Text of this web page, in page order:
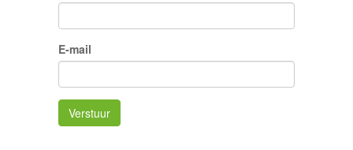
E-mail
Verstuur